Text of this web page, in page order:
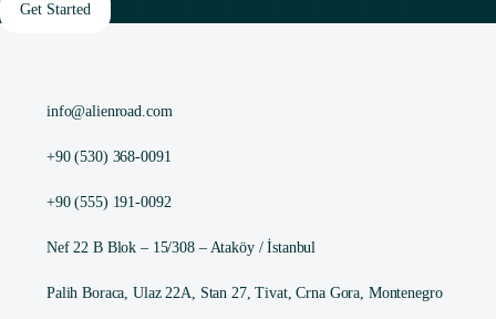
Get Started
info@alienroad.com
+90 (530) 368-0091
+90 (555) 191-0092
Nef 22 B Blok – 15/308 – Ataköy / İstanbul
Palih Boraca, Ulaz 22A, Stan 27, Tivat, Crna Gora, Montenegro